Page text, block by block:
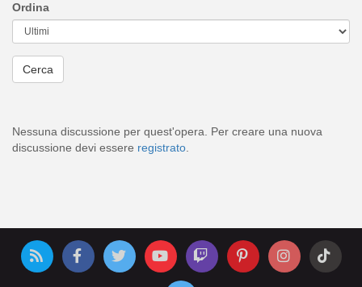
Ordina
Nessuna discussione per quest'opera. Per creare una nuova
discussione devi essere registrato